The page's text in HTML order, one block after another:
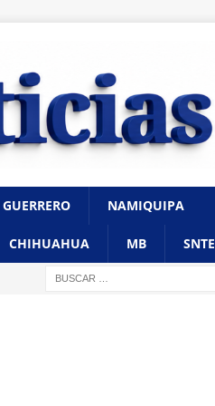
GUERRERO NAMIQUIPA
CHIHUAHUA MB SNTE